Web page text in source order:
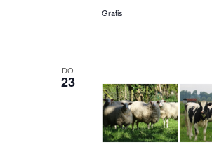
Gratis
DO
23